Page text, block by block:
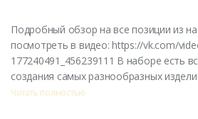
Подробный обзор на все позиции из
посмотреть в видео: https://vk.com/
177240491_456239111 В наборе есть
создания самых разнообразных
Читать полностью